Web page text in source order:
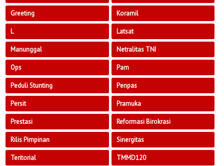
Greeting Koramil
L Latsat
Manunggal Netralitas TNI
Ops Pam
Peduli Stunting Penpas
Persit Pramuka
Prestasi Reformasi Birokrasi
Rilis Pimpinan Sinergitas
Teritorial TMMD120